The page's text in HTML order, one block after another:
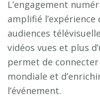
L’engagement
amplifié l’expérience
audiences
vidéos vues et plus
permet de
mondiale et
l’événement.